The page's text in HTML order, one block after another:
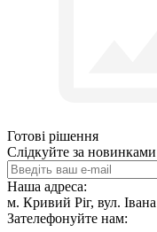
Готові рішення
Слідкуйте за
Наша адреса:
м. Кривий Ріг, вул.
Зателефонуйте нам: